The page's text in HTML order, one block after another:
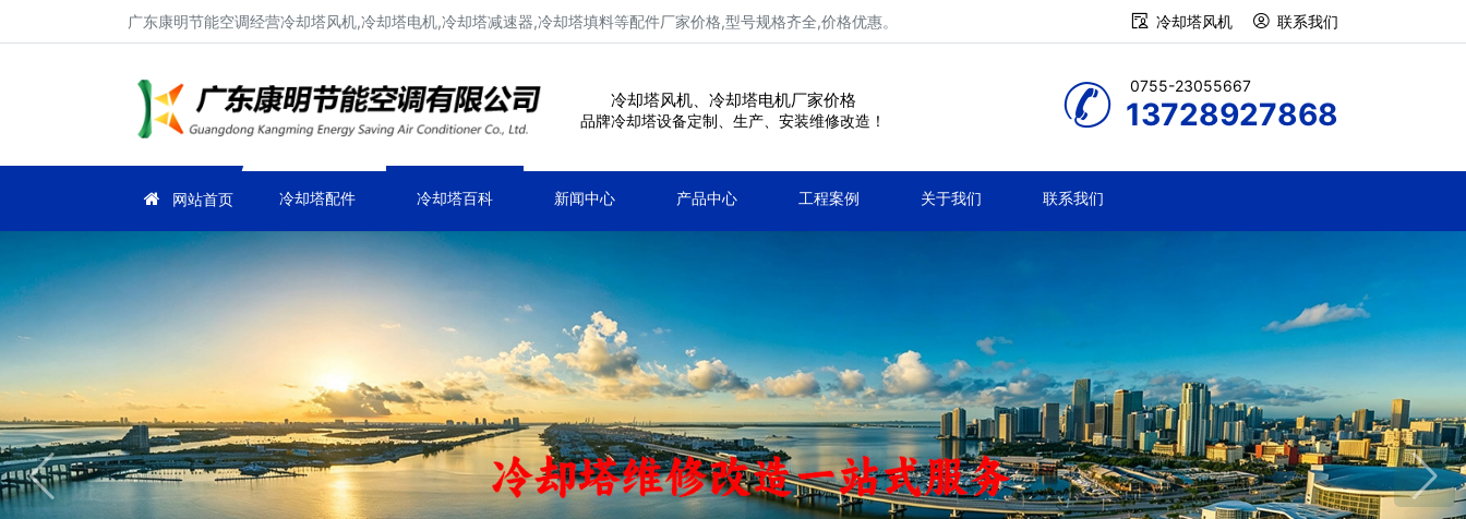
广东康明节能空调经营冷却塔风机,冷却塔电机,冷却塔减速器,冷却塔填料等配件厂家价格,型号规格齐全,价格优惠。 冷却塔风机 联系我们
冷却塔风机、冷却塔电机厂家价格
品牌冷却塔设备定制、生产、安装维修改造！
0755-23055667
13728927868
网站首页 冷却塔配件 冷却塔百科 新闻中心 产品中心 工程案例 关于我们 联系我们